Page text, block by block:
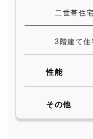
二世帯住宅
3階建て住
性能
その他